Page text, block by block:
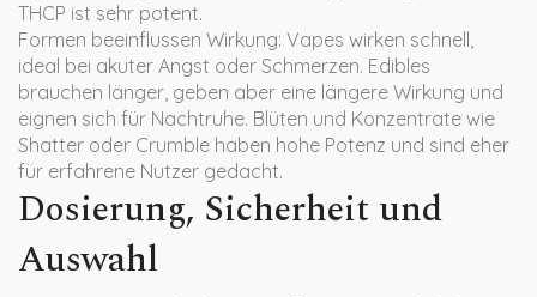
THCP ist sehr potent.
Formen beeinflussen Wirkung: Vapes wirken schnell,
ideal bei akuter Angst oder Schmerzen. Edibles
brauchen länger, geben aber eine längere Wirkung und
eignen sich für Nachtruhe. Blüten und Konzentrate wie
Shatter oder Crumble haben hohe Potenz und sind eher
für erfahrene Nutzer gedacht.
Dosierung, Sicherheit und
Auswahl